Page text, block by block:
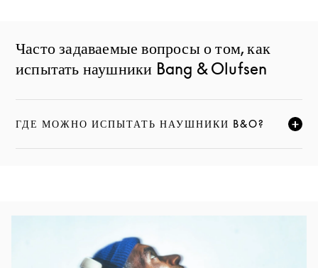
Часто задаваемые вопросы о том, как
испытать наушники Bang & Olufsen
ГДЕ МОЖНО ИСПЫТАТЬ НАУШНИКИ B&O?
НАЖМИТЕ, ЧТОБЫ РАЗВЕРНУТЬ ОПИСАНИЕ И